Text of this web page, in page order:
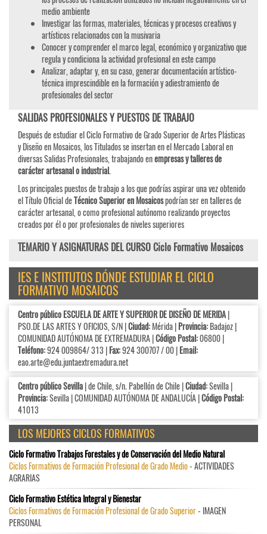
medio ambiente
Investigar las formas, materiales, técnicas y procesos creativos y
artísticos relacionados con la musivaria
Conocer y comprender el marco legal, económico y organizativo que
regula y condiciona la actividad profesional en este campo
Analizar, adaptar y, en su caso, generar documentación artístico-
técnica imprescindible en la formación y adiestramiento de
profesionales del sector
SALIDAS PROFESIONALES Y PUESTOS DE TRABAJO
Después de estudiar el Ciclo Formativo de Grado Superior de Artes Plásticas
y Diseño en Mosaicos, los Titulados se insertan en el Mercado Laboral en
diversas Salidas Profesionales, trabajando enempresas y talleres de
carácter artesanal o industrial.
Los principales puestos de trabajo a los que podrías aspirar una vez obtenido
el Título Oficial deTécnico Superior en Mosaicospodrían ser en talleres de
carácter artesanal, o como profesional autónomo realizando proyectos
creados por él o por profesionales de niveles superiores
TEMARIO Y ASIGNATURAS DEL CURSO Ciclo Formativo Mosaicos
IES E INSTITUTOS DÓNDE ESTUDIAR EL CICLO
FORMATIVO MOSAICOS
Centro público ESCUELA DE ARTE Y SUPERIOR DE DISEÑO DE MERIDA|
PSO.DE LAS ARTES Y OFICIOS, S/N |Ciudad:Mérida |Provincia:Badajoz |
COMUNIDAD AUTÓNOMA DE EXTREMADURA |Código Postal:06800 |
Teléfono:924 009864/ 313 |Fax:924 300707 / 00 |Email:
eao.arte@edu.juntaextremadura.net
Centro público Sevilla| de Chile, s/n. Pabellón de Chile |Ciudad:Sevilla |
Provincia:Sevilla | COMUNIDAD AUTÓNOMA DE ANDALUCÍA |Código Postal:
41013
LOS MEJORES CICLOS FORMATIVOS
Ciclo Formativo Trabajos Forestales y de Conservación del Medio Natural
Ciclos Formativos de Formación Profesional de Grado Medio- ACTIVIDADES
AGRARIAS
Ciclo Formativo Estética Integral y Bienestar
Ciclos Formativos de Formación Profesional de Grado Superior- IMAGEN
PERSONAL